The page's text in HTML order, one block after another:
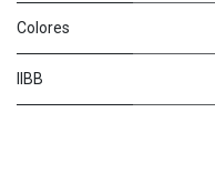
Colores
IIBB